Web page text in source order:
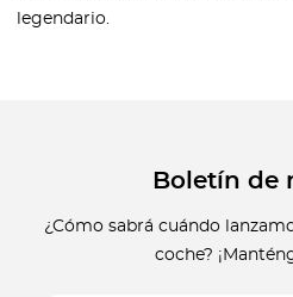
legendario.
Boletín de
¿Cómo sabrá cuándo
coche?